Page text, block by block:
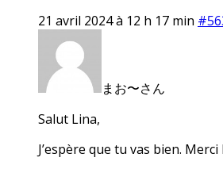
21 avril 2024 à 12 h 17 min
まお〜さん
Salut Lina,
J’espère que tu vas bien.